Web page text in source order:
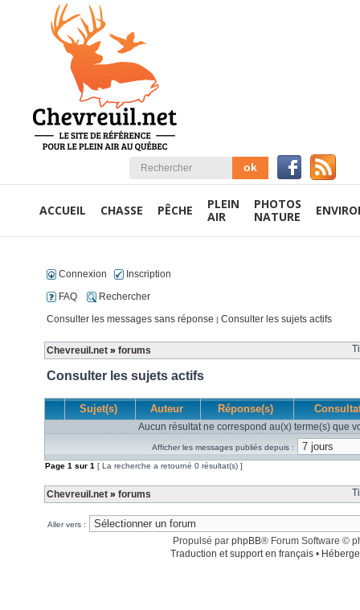
ACCUEIL CHASSE PÊCHE
PLEIN
AIR
PHOTOS
NATURE
Connexion
Inscription
FAQ
Rechercher
Consulter les messages sans réponse | Consulter les sujets actifs
Chevreuil.net » forums
Consulter les sujets actifs
Sujet(s) Auteur Réponse(s)
Aucun résultat ne correspond au(x) terme(s) que
Afficher les messages publiés depuis :
Page 1 sur 1 [ La recherche a retourné 0 résultat(s) ]
Chevreuil.net » forums
Aller vers :
Propulsé par phpBB® Forum Software ©
Traduction et support en français •